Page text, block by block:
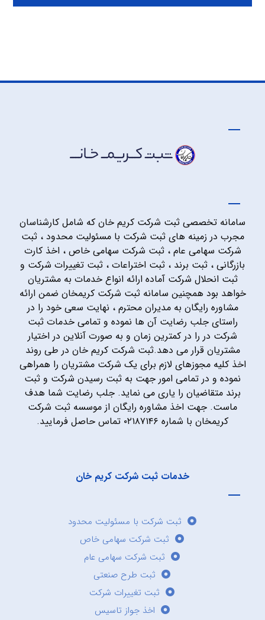
سامانه تخصصی ثبت شرکت کریم خان که شامل کارشناسان
مجرب در زمینه های ثبت شرکت با مسئولیت محدود ، ثبت
شرکت سهامی عام ، ثبت شرکت سهامی خاص ، اخذ کارت
بازرگانی ، ثبت برند ، ثبت اختراعات ، ثبت تغییرات شرکت و
ثبت انحلال شرکت آماده ارائه انواع خدمات به مشتریان
خواهد بود همچنین سامانه ثبت شرکت کریمخان ضمن ارائه
مشاوره رایگان به مدیران محترم ، نهایت سعی خود را در
راستای جلب رضایت آن ها نموده و تمامی خدمات ثبت
شرکت در را در کمترین زمان و به صورت آنلاین در اختیار
مشتریان قرار می دهد.ثبت شرکت کریم خان در طی روند
اخذ کلیه مجوزهای لازم برای یک شرکت مشتریان را همراهی
نموده و در تمامی امور جهت به ثبت رسیدن شرکت و ثبت
برند متقاضیان را یاری می نماید. جلب رضایت شما هدف
ماست. جهت اخذ مشاوره رایگان از موسسه ثبت شرکت
کریمخان با شماره ۰۲۱۸۷۱۴۶ تماس حاصل فرمایید.
خدمات ثبت شرکت کریم خان
ثبت شرکت با مسئولیت محدود
ثبت شرکت سهامی خاص
ثبت شرکت سهامی عام
ثبت طرح صنعتی
ثبت تغییرات شرکت
اخذ جواز تاسیس